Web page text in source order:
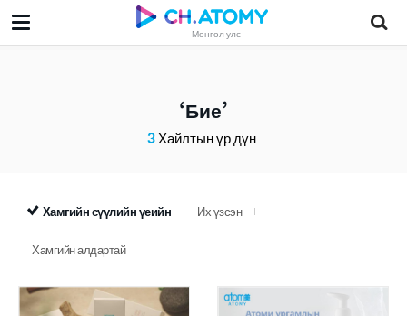
Монгол улс
Бие
3Хайлтын үр дүн.
Хамгийн сүүлийн үеийн
Их үзсэн
Хамгийн алдартай